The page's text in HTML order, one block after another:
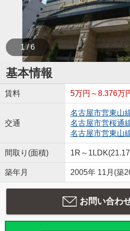
1 / 6
基本情報
賃料 5万円～8.376万
交通
名古屋市営東山
名古屋市営桜通
名古屋市営東山
間取り(面積) 1R～
築年月 2005年 11月(築
お問い合わ